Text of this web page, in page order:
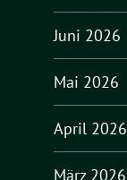
Juni 2026
Mai 2026
April 2026
März 2026